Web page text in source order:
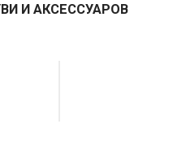
И АКСЕССУАРОВ